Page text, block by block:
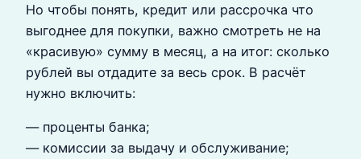
Но чтобы понять, кредит или рассрочка что
выгоднее для покупки, важно смотреть не на
«красивую» сумму в месяц, а на итог: сколько
рублей вы отдадите за весь срок. В расчёт
нужно включить:
— проценты банка;
— комиссии за выдачу и обслуживание;